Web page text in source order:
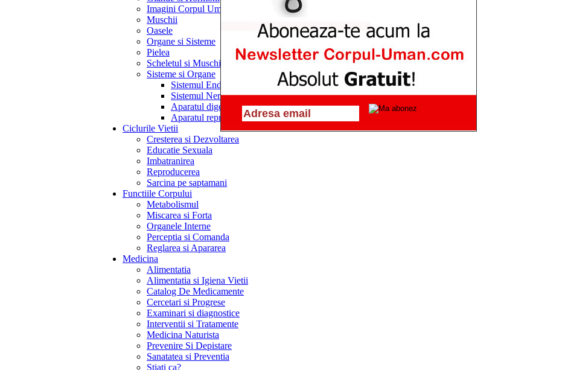
Imagini Corpul Uman
Muschii
Oasele
Organe si Sisteme
Pielea
Scheletul si Muschii
Sisteme si Organe
Sistemul Endocrin
Sistemul Nervos
Aparatul digestiv
Aparatul reproducator
Ciclurile Vietii
Cresterea si Dezvoltarea
Educatie Sexuala
Imbatranirea
Reproducerea
Sarcina pe saptamani
Functiile Corpului
Metabolismul
Miscarea si Forta
Organele Interne
Perceptia si Comanda
Reglarea si Apararea
Medicina
Alimentatia
Alimentatia si Igiena Vietii
Catalog De Medicamente
Cercetari si Progrese
Examinari si diagnostice
Interventii si Tratamente
Medicina Naturista
Prevenire Si Depistare
Sanatatea si Preventia
Stiati ca?